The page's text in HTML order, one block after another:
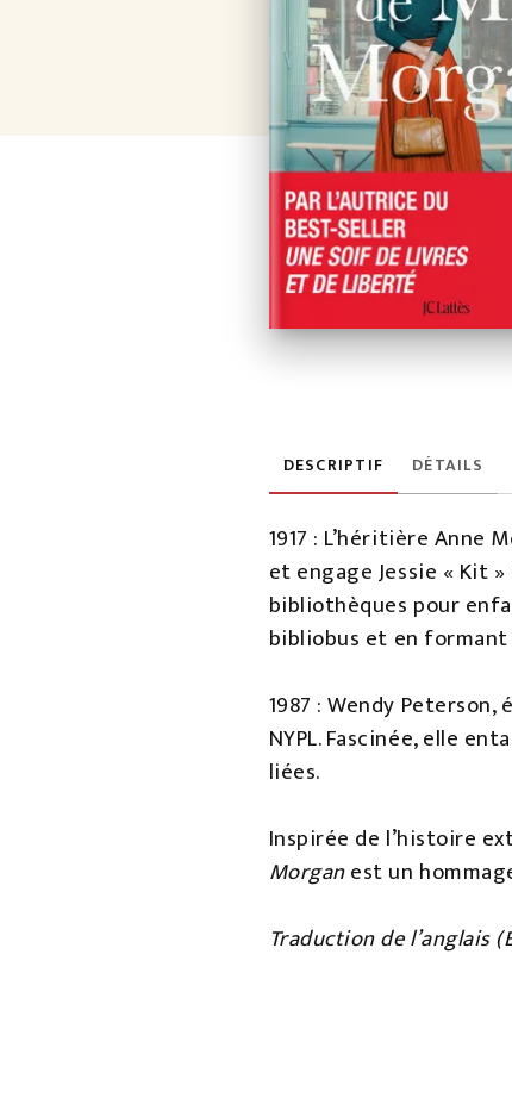
DESCRIPTIF DÉTAILS
1917 : L’héritière
et engage Jessie « Kit
bibliothèques pour
bibliobus et en
1987 : Wendy
NYPL. Fascinée, elle
liées.
Inspirée de l’histoire
Morganest un
Traduction de l’anglais